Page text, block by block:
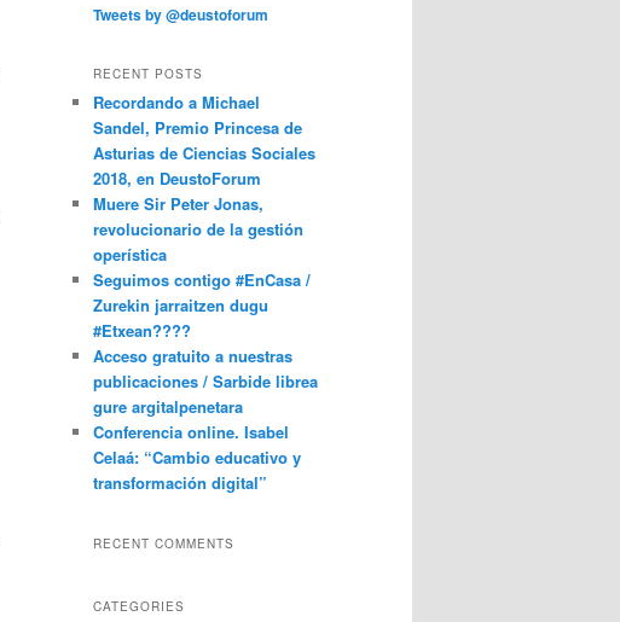
Tweets by @deustoforum
RECENT POSTS
Recordando a Michael
Sandel, Premio Princesa de
Asturias de Ciencias Sociales
2018, en DeustoForum
Muere Sir Peter Jonas,
revolucionario de la gestión
operística
Seguimos contigo #EnCasa /
Zurekin jarraitzen dugu
#Etxean????
Acceso gratuito a nuestras
publicaciones / Sarbide librea
gure argitalpenetara
Conferencia online. Isabel
Celaá: “Cambio educativo y
transformación digital”
RECENT COMMENTS
CATEGORIES